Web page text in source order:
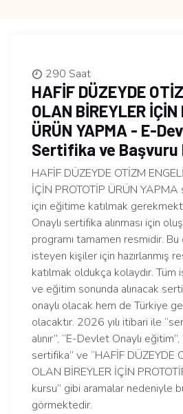
290 Saat
HAFİF DÜZEYDE
OLAN BİREYLER
ÜRÜN YAPMA - E-
Sertifika ve Başvuru
HAFİF DÜZEYDE OTİZM
İÇİN PROTOTİP ÜRÜN YAPMA
için eğitime katılmak
Onaylı sertifika alınması için
programı tamamen resmidir.
isteyen kişiler için hazırlanmış
katılmak oldukça kolaydır. Tüm
ve eğitim sonunda alınacak
onaylı olacak hem de Türkiye
olacaktır. 2026 yılı itibari ile
alınır”, “E-Devlet Onaylı
sertifika” ve “HAFİF DÜZEYDE
OLAN BİREYLER İÇİN
kursu” gibi aramalar nedeniyle
görmektedir.